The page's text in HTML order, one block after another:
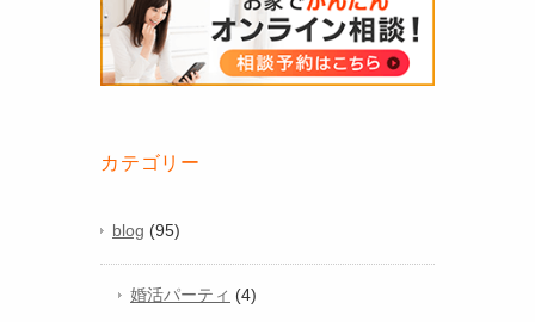
カテゴリー
blog (95)
婚活パーティ (4)